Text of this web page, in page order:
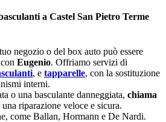
a Castel San Pietro Terme 
negozio o del box auto può essere
Eugenio. Offriamo servizi di
, e tapparelle, con la sostituzione
interni.
o una basculante danneggiata, chiama
una riparazione veloce e sicura.
come Ballan, Hormann e De Nardi.